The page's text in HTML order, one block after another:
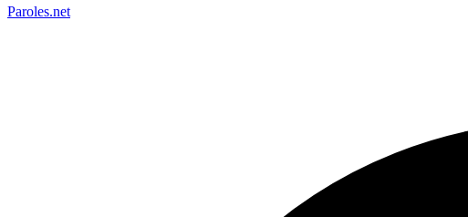
Paroles.net